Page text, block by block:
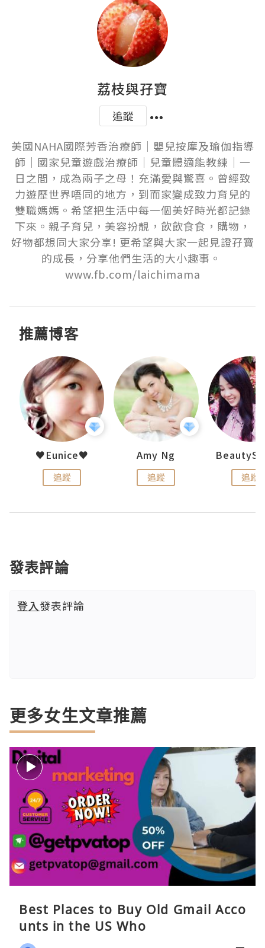
荔枝與孖寶
追蹤
美國NAHA國際芳香治療師｜嬰兒按摩及瑜伽指導
師｜國家兒童遊戲治療師｜兒童體適能教練｜一
日之間，成為兩子之母！充滿愛與驚喜。曾經致
力遊歷世界唔同的地方，到而家變成致力育兒的
雙職媽媽。希望把生活中每一個美好時光都記錄
下來。親子育兒，美容扮靚，飲飲食食，購物，
好物都想同大家分享! 更希望與大家一起見證孖寶
的成長，分享他們生活的大小趣事。
www.fb.com/laichimama
推薦博客
♥Eunice♥
追蹤
Amy Ng
追蹤 追蹤
發表評論
登入發表評論
更多女生文章推薦
Best Places to Buy Old Gmail Acco
unts in the US Who